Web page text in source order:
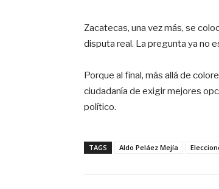
Zacatecas, una vez más, se
disputa real. La pregunta ya no
Porque al final, más allá de
ciudadanía de exigir mejores
político.
TAGS Aldo Peláez Mejía